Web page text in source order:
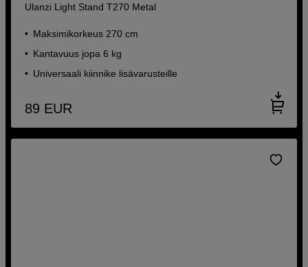
Ulanzi Light Stand T270 Metal
Maksimikorkeus 270 cm
Kantavuus jopa 6 kg
Universaali kiinnike lisävarusteille
89 EUR